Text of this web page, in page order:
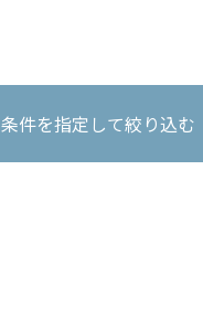
条件を指定して絞り込む